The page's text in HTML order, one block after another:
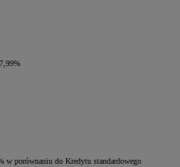
w porównaniu do Kredytu standardowego